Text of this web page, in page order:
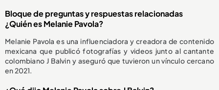
Bloque de preguntas y respuestas relacionadas
¿Quién es Melanie Pavola?
Melanie Pavola es una influenciadora y creadora de contenido
mexicana que publicó fotografías y videos junto al cantante
colombiano J Balvin y aseguró que tuvieron un vínculo cercano
en 2021.